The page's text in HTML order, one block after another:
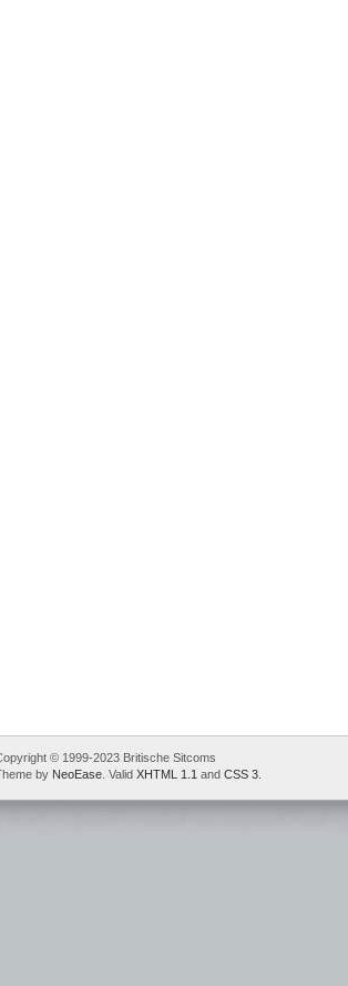
© 1999-2023 Britische Sitcoms
by NeoEase . Valid XHTML 1.1 and CSS 3